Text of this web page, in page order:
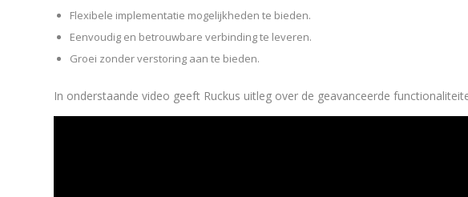
Flexibele implementatie mogelijkheden te bieden.
Eenvoudig en betrouwbare verbinding te leveren.
Groei zonder verstoring aan te bieden.
In onderstaande video geeft Ruckus uitleg over de geavanceerde